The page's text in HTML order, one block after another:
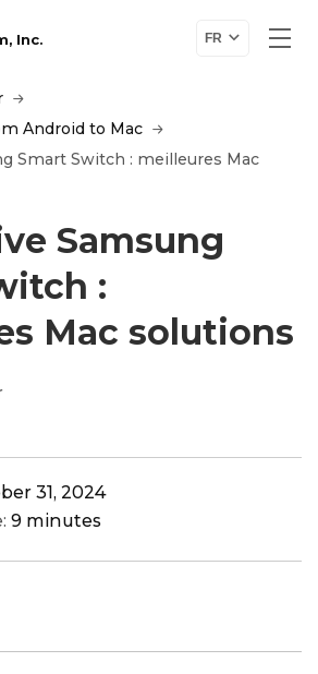
Inc. FR
Android to Mac
Smart Switch : meilleures Mac
Samsung
:
Mac solutions
31, 2024
9 minutes